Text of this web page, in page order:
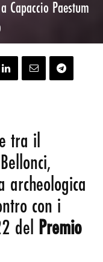
Capaccio Paestum
tra il
archeologica
con i
del Premio